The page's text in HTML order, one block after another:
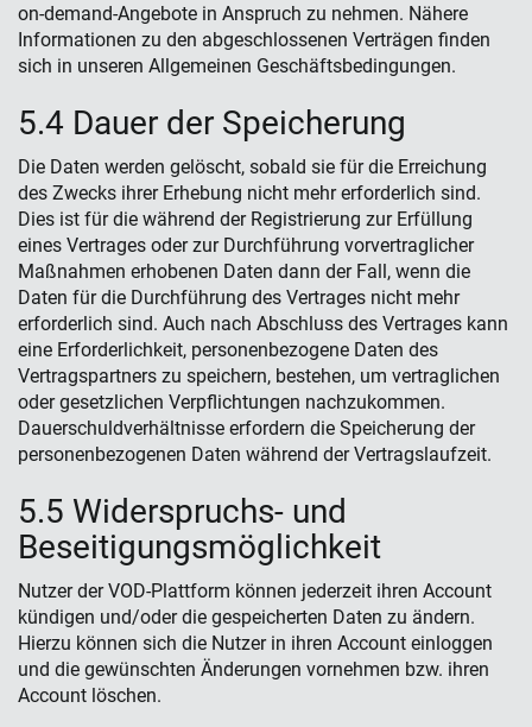
on-demand-Angebote in Anspruch zu nehmen. Nähere
Informationen zu den abgeschlossenen Verträgen finden
sich in unseren Allgemeinen Geschäftsbedingungen.
5.4 Dauer der Speicherung
Die Daten werden gelöscht, sobald sie für die Erreichung
des Zwecks ihrer Erhebung nicht mehr erforderlich sind.
Dies ist für die während der Registrierung zur Erfüllung
eines Vertrages oder zur Durchführung vorvertraglicher
Maßnahmen erhobenen Daten dann der Fall, wenn die
Daten für die Durchführung des Vertrages nicht mehr
erforderlich sind. Auch nach Abschluss des Vertrages kann
eine Erforderlichkeit, personenbezogene Daten des
Vertragspartners zu speichern, bestehen, um vertraglichen
oder gesetzlichen Verpflichtungen nachzukommen.
Dauerschuldverhältnisse erfordern die Speicherung der
personenbezogenen Daten während der Vertragslaufzeit.
5.5 Widerspruchs- und
Beseitigungsmöglichkeit
Nutzer der VOD-Plattform können jederzeit ihren Account
kündigen und/oder die gespeicherten Daten zu ändern.
Hierzu können sich die Nutzer in ihren Account einloggen
und die gewünschten Änderungen vornehmen bzw. ihren
Account löschen.